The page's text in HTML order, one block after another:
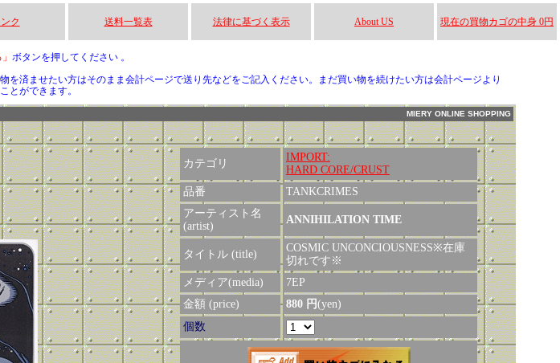
ク 送料一覧表 法律に基づく表示 About US 現在の買物カゴの中身 0円
ボタンを押してください 。
を済ませたい方はそのまま会計ページで送り先などをご記入ください。まだ買い物を続けたい方は会計ページより
とができます。
MIERY ONLINE SHOPPING
カテゴリ
IMPORT:
HARD CORE/CRUST
品番
TANKCRIMES
アーティスト名
(artist)
ANNIHILATION TIME
タイトル (title)
COSMIC UNCONCIOUSNESS※在庫
切れです※
メディア(media)
7EP
金額 (price)
880 円(yen)
個数